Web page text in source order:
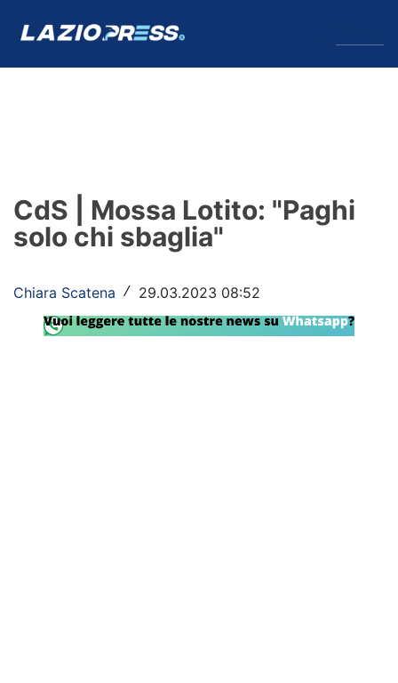
Formello
Primavera
CdS | Mossa Lotito: "Paghi
solo chi sbaglia"
Chiara Scatena / 29.03.2023 08:52